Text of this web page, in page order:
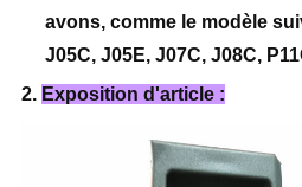
avons, comme le modèle
J05C, J05E, J07C, J08C,
2. Exposition d'article :